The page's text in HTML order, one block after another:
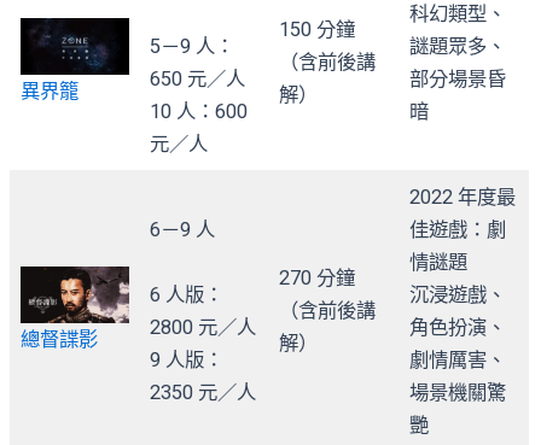
異界籠
5－9 人：
650 元／人
10 人：600
元／人
150 分鐘
（含前後講
解）
科幻類型、
謎題眾多、
部分場景昏
暗
總督諜影
6－9 人
6 人版：
2800 元／人
9 人版：
2350 元／人
270 分鐘
（含前後講
解）
2022 年度最
佳遊戲：劇
情謎題
沉浸遊戲、
角色扮演、
劇情厲害、
場景機關驚
艷